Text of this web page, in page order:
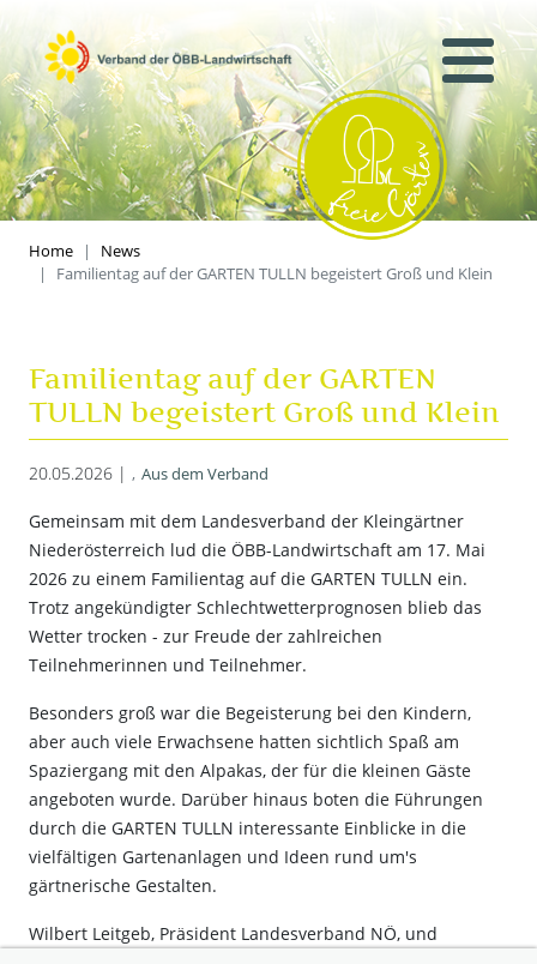
Home
News
Familientag auf der GARTEN TULLN begeistert Groß und Klein
Familientag auf der GARTEN
TULLN begeistert Groß und Klein
20.05.2026 | Aus dem Verband
Gemeinsam mit dem Landesverband der Kleingärtner
Niederösterreich lud die ÖBB-Landwirtschaft am 17. Mai
2026 zu einem Familientag auf die GARTEN TULLN ein.
Trotz angekündigter Schlechtwetterprognosen blieb das
Wetter trocken - zur Freude der zahlreichen
Teilnehmerinnen und Teilnehmer.
Besonders groß war die Begeisterung bei den Kindern,
aber auch viele Erwachsene hatten sichtlich Spaß am
Spaziergang mit den Alpakas, der für die kleinen Gäste
angeboten wurde. Darüber hinaus boten die Führungen
durch die GARTEN TULLN interessante Einblicke in die
vielfältigen Gartenanlagen und Ideen rund um's
gärtnerische Gestalten.
Wilbert Leitgeb, Präsident Landesverband NÖ, und